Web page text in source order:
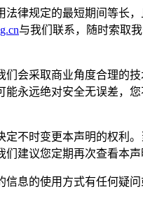
法律规定的最短期间等长
与我们联系，随时索取
们会采取商业角度合理的
能永远绝对安全无误差，
定不时变更本声明的权利
建议您定期再次查看本声
信息的使用方式有任何疑